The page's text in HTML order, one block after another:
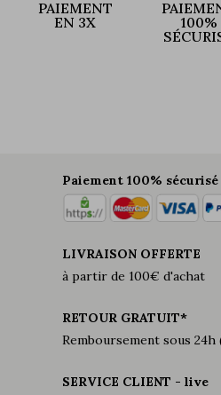
PAIEMENT
EN 3X
100%
Paiement 100% sécurisé
LIVRAISON OFFERTE
à partir de 100€ d'achat
RETOUR GRATUIT*
Remboursement sous
SERVICE CLIENT - live